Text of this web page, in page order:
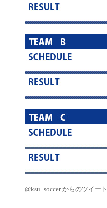
@ksu_soccer からのツイート